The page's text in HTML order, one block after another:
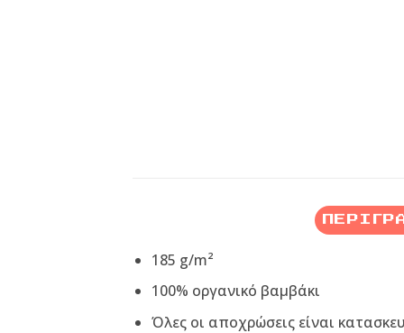
185 g/m²
100% οργανικό βαμβάκι
Όλες οι αποχρώσεις είναι